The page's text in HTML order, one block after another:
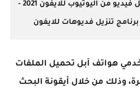
برنامج تنزيل فيديو من اليوتيوب للايفون 2021 -
تنزيل فديوهات للايفون
هواتف آبل تحميل الملفات
وذلك من خلال أيقونة البحث